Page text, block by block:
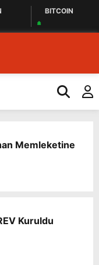
BITCOIN
Kars
Memleketine
Kuruldu